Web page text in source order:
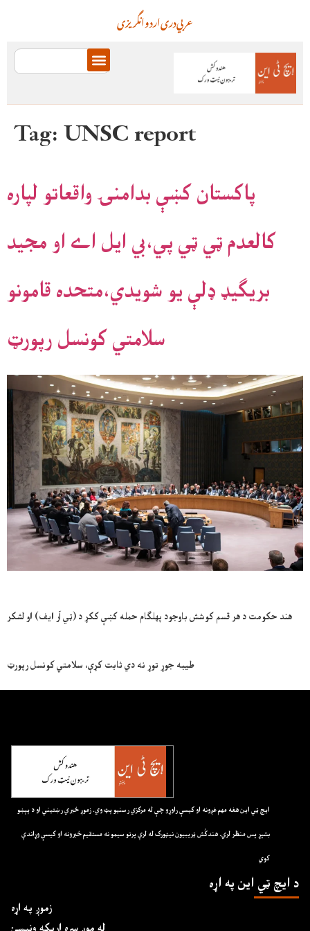
انگریزیاردودریعربي
Tag:UNSC report
پاکستان کښې بدامنۍ واقعاتو لپاره
کالعدم ټي ټي پي،بي ايل اے او مجيد
بريګيډ ډلې يو شويدي،متحده قامونو
سلامتي کونسل رپورټ
هند حکومت د هر قسم کوشش باوجود پهلګام حمله کښې ککړ د (ټي آر ايف) او لشکر
طيبه جوړ توړ نه دي ثابت کړې، سلامتي کونسل رپورټ
ايچ ټي اين هغه مهم غږونه او کيسې راوړو چې له مرکزي رسنيو پټ وي. زموږ خبري رښتيني او د پېښو
بشپړ پس منظر لري. هندکُش ټريبيون نيټورک له لرې پرتو سيمو نه مستقيم خبرونه او کيسې وړاندې
کوي
د ايچ ټي اين په اړه
زموږ په اړه